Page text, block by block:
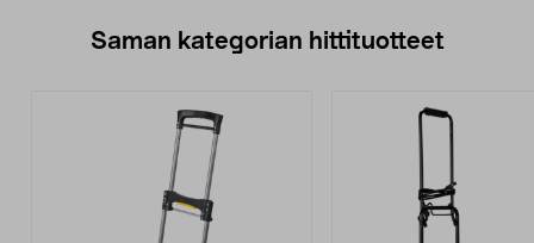
Saman kategorian hittituotteet